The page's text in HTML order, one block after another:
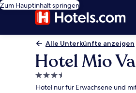
Zum Hauptinhalt springen
Alle Unterkünfte anzeigen
Hotel Mio
3.5-
Sterne-
Hotel nur für Erwachsene und